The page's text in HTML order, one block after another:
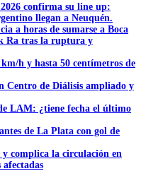
confirma su line up:
llegan a Neuquén.
a horas de sumarse a Boca
Ra tras la ruptura y
km/h y hasta 50 centímetros de
Centro de Diálisis ampliado y
LAM: ¿tiene fecha el último
de La Plata con gol de
complica la circulación en